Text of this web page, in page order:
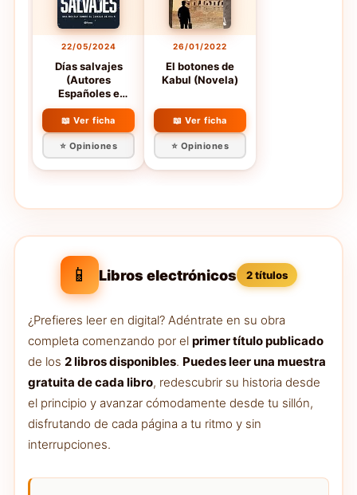
22/05/2024
Días salvajes
(Autores
Españoles e
Iberoamericanos)
📖 Ver ficha
⭐ Opiniones
26/01/2022
El botones de
Kabul (Novela)
📖 Ver ficha
⭐ Opiniones
📱 Libros electrónicos 2 títulos
¿Prefieres leer en digital? Adéntrate en su obra
completa comenzando por el primer título publicado
de los 2 libros disponibles. Puedes leer una muestra
gratuita de cada libro, redescubrir su historia desde
el principio y avanzar cómodamente desde tu sillón,
disfrutando de cada página a tu ritmo y sin
interrupciones.